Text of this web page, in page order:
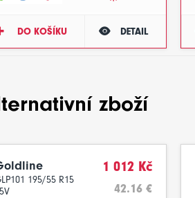
DO KOŠÍKU DETAIL
zboží
195/55 R15
1 012 Kč
42.16 €